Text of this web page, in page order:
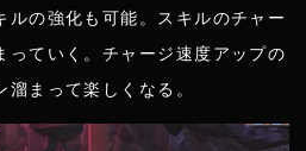
ルの強化も可能。スキルのチャー
っていく。チャージ速度アップの
まって楽しくなる。